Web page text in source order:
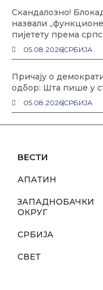
Скандалозно!
назвали
пијетету према
05.08.2026СРБИЈА
Причају о
одбор: Шта пише у
05.08.2026СРБИЈА
ВЕСТИ
АПАТИН
ЗАПАДНОБАЧКИ
ОКРУГ
СРБИЈА
СВЕТ